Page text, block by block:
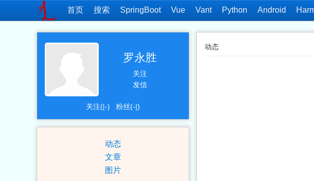
首页 搜索 SpringBoot Vue Vant Python Android
罗永胜
关注
发信
关注(|-) 粉丝(-|)
动态
文章
图片
动态